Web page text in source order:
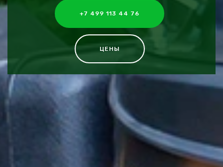
+7 499 113 44 76
ЦЕНЫ